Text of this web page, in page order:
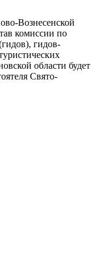
Вознесенской
комиссии по
гидов-
области будет
Свято-